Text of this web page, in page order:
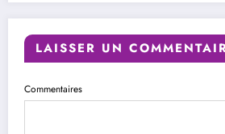
LAISSER UN
Commentaires